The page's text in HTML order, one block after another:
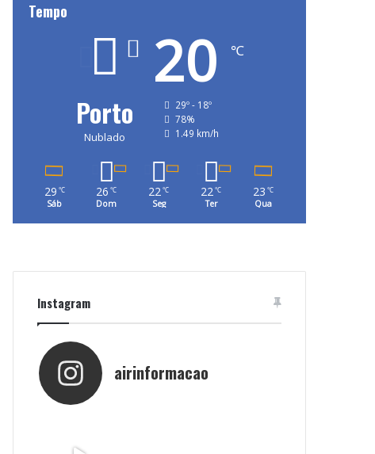
Tempo
Porto
Nublado
20 ℃
29º - 18º
78%
1.49 km/h
29 ℃
Sáb
26 ℃
Dom
22℃
Seg
22℃
Ter
23 ℃
Qua
Instagram
airinformacao